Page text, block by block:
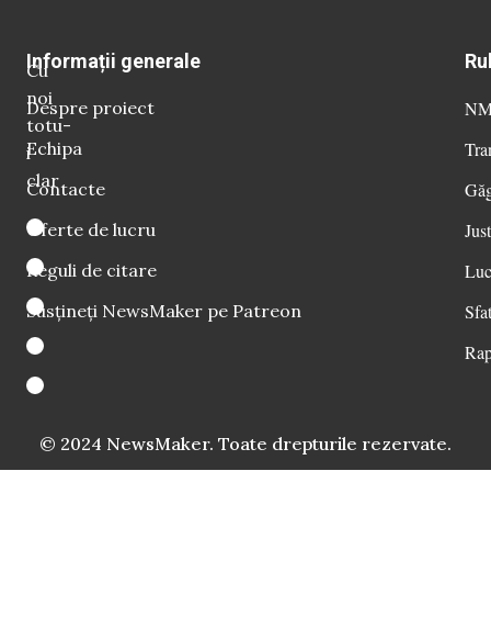
Cu
noi
totu-
i
clar
Informații generale
Despre proiect
Echipa
Contacte
Oferte de lucru
Reguli de citare
Susțineți NewsMaker pe Patreon
© 2024 NewsMaker. Toate drepturile rezervate.